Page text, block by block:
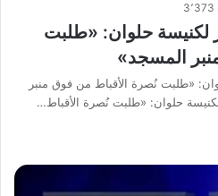
3٬373
حلوان: «طلبت
المسجد»
«طلبت نُصرة الأقباط من فوق منبر
حلوان: «طلبت نُصرة الأقباط…